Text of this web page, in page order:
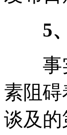
5
事实
素阻碍
谈及